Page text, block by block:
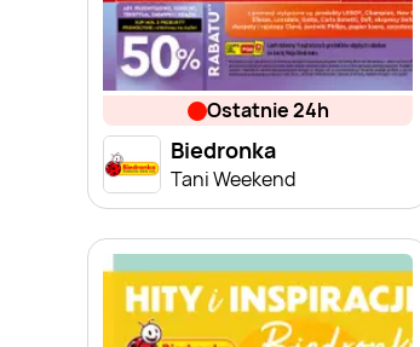
ostatnie 24h
Biedronka
Tani Weekend